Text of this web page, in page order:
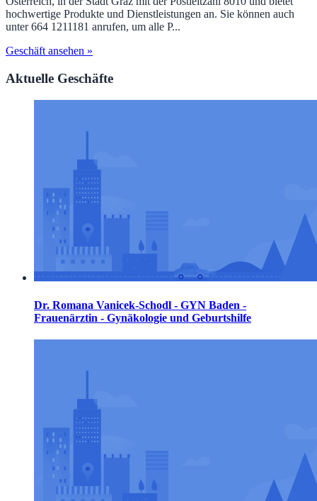
hochwertige Produkte und Dienstleistungen an. Sie können auch
unter 664 1211181 anrufen, um alle P...
Geschäft ansehen »
Aktuelle Geschäfte
Dr. Romana Vanicek-Schodl - GYN Baden -
Frauenärztin - Gynäkologie und Geburtshilfe